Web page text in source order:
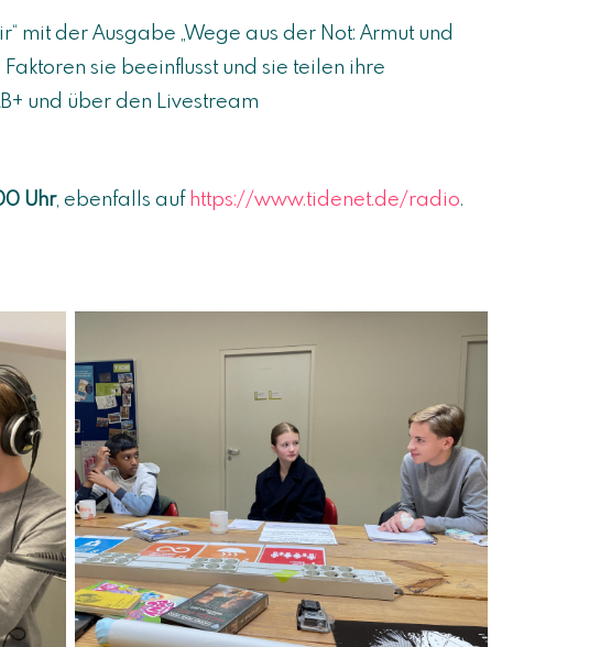
mit der Ausgabe „Wege aus der Not: Armut und
sie beeinflusst und sie teilen ihre
und über den Livestream
Uhr, ebenfalls auf https://www.tidenet.de/radio.